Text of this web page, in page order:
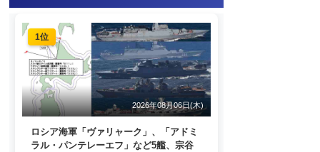
1位
2026年08月06日(木)
ロシア海軍「ヴァリャーク」、「アドミ
ラル・パンテレーエフ」など5艦、宗谷